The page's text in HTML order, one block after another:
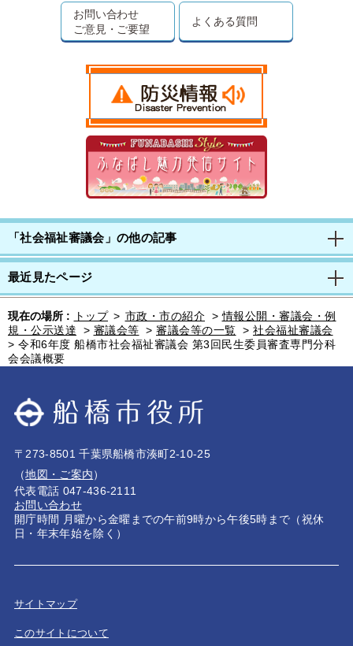
お問い合わせ
ご意見・ご要望
よくある質問
「社会福祉審議会」の他の記事
最近見たページ
現在の場所 : トップ > 市政・市の紹介 >情報公開・審議会・例
規・公示送達
> 審議会等 > 審議会等の一覧 > 社会福祉審議会
> 令和6年度 船橋市社会福祉審議会 第3回民生委員審査専門分科
会会議概要
〒273-8501 千葉県船橋市湊町2-10-25
（地図・ご案内）
代表電話 047-436-2111
お問い合わせ
開庁時間 月曜から金曜までの午前9時から午後5時まで（祝休
日・年末年始を除く）
サイトマップ
このサイトについて